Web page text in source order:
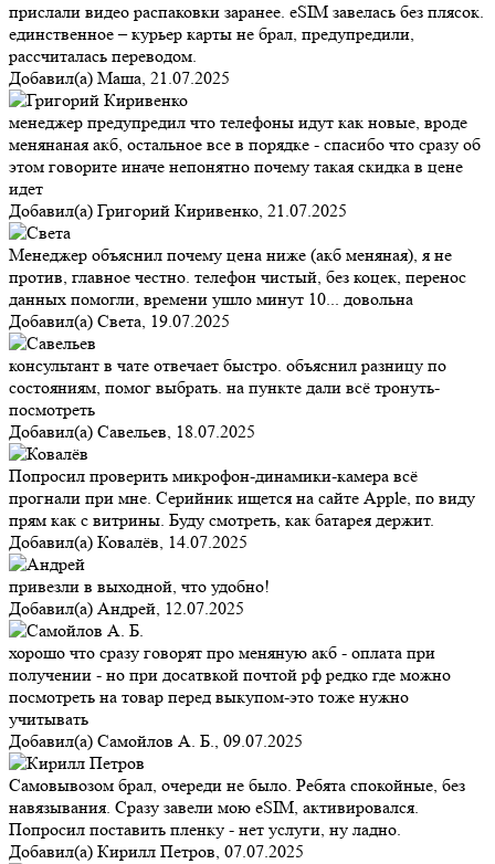
прислали видео распаковки заранее. eSIM завелась без плясок.
единственное – курьер карты не брал, предупредили,
рассчиталась переводом.
Добавил(а) Маша, 21.07.2025
менеджер предупредил что телефоны идут как новые, вроде
менянаная акб, остальное все в порядке - спасибо что сразу об
этом говорите иначе непонятно почему такая скидка в цене
идет
Добавил(а) Григорий Киривенко, 21.07.2025
Менеджер объяснил почему цена ниже (акб меняная), я не
против, главное честно. телефон чистый, без коцек, перенос
данных помогли, времени ушло минут 10... довольна
Добавил(а) Света, 19.07.2025
консультант в чате отвечает быстро. объяснил разницу по
состояниям, помог выбрать. на пункте дали всё тронуть-
посмотреть
Добавил(а) Савельев, 18.07.2025
Попросил проверить микрофон-динамики-камера всё
прогнали при мне. Серийник ищется на сайте Apple, по виду
прям как с витрины. Буду смотреть, как батарея держит.
Добавил(а) Ковалёв, 14.07.2025
привезли в выходной, что удобно!
Добавил(а) Андрей, 12.07.2025
хорошо что сразу говорят про меняную акб - оплата при
получении - но при досатвкой почтой рф редко где можно
посмотреть на товар перед выкупом-это тоже нужно
учитывать
Добавил(а) Самойлов А. Б., 09.07.2025
Самовывозом брал, очереди не было. Ребята спокойные, без
навязывания. Сразу завели мою eSIM, активировался.
Попросил поставить пленку - нет услуги, ну ладно.
Добавил(а) Кирилл Петров, 07.07.2025